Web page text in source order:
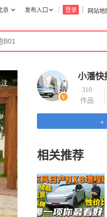
网站地
登录
发布入口
京
小潘快
310
作品
+
相关推荐